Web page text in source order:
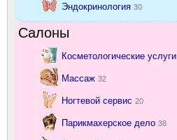
Эндокринология 30
Салоны
Косметологические услуги
Массаж 32
Ногтевой сервис 20
Парикмахерское дело 38